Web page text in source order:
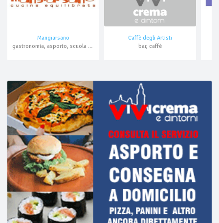
Mangiarsano
gastronomia, asporto, scuola di cucina, domicilio
Caffè degli Artisti
bar, caffè